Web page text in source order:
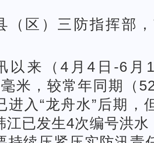
（区）三防指挥部
以来（4月4日-6月
米，较常年同期（
进入“龙舟水”后期，
江已发生4次编号洪